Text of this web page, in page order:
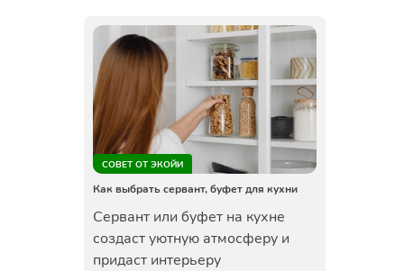
СОВЕТ ОТ ЭКОЙИ
Как выбрать сервант, буфет для кухни
Сервант или буфет на кухне
создаст уютную атмосферу и
придаст интерьеру